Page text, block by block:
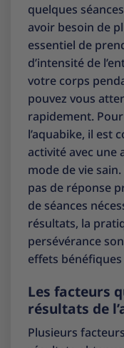
quelques
avoir besoin de
essentiel de
d’intensité de
votre corps
pouvez vous
rapidement.
l’aquabike, il est
activité avec une
mode de vie sain.
pas de réponse
de séances
résultats, la
persévérance
effets bénéfiques
Les facteurs
résultats de
Plusieurs